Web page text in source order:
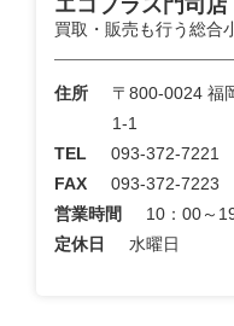
エコプラス門司
買取・販売も行う総合
住所
〒800-0024 福
1-1
TEL
093-372-7221
FAX
093-372-7223
営業時間
10：00～
定休日
水曜日